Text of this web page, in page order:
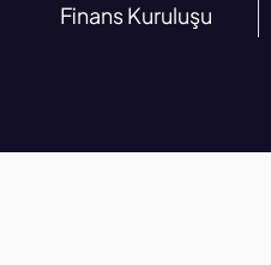
Finans Kuruluşu